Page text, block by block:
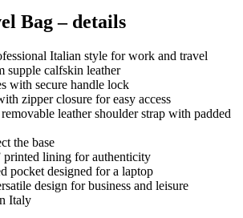
Bag – details
Italian style for work and travel
supple calfskin leather
with secure handle lock
zipper closure for easy access
leather shoulder strap with padded
the base
printed lining for authenticity
pocket designed for a laptop
design for business and leisure
Italy